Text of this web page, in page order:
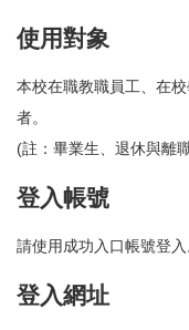
使用對象
本校在職教職員工、在
者。
(註：畢業生、退休與離
登入帳號
請使用成功入口帳號登入
登入網址